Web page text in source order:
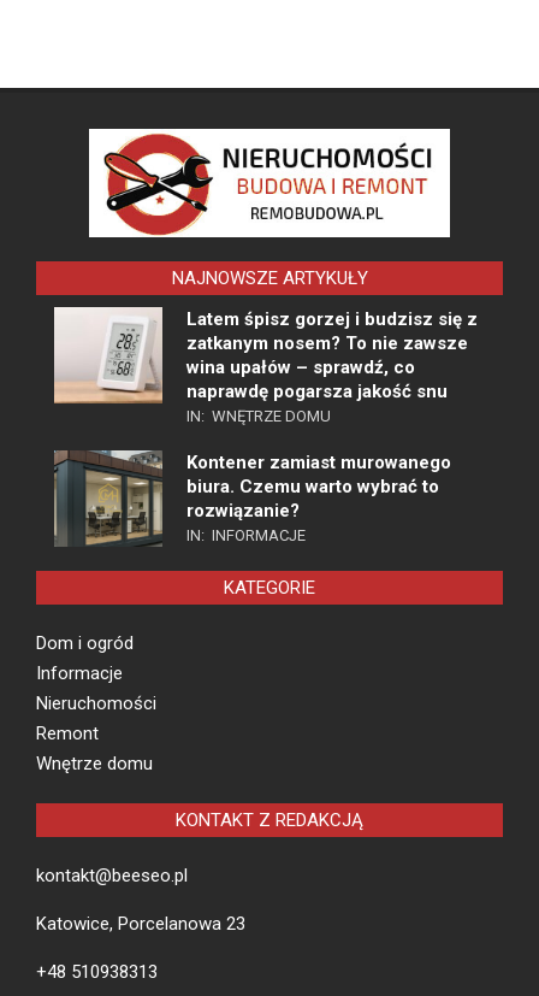
NAJNOWSZE ARTYKUŁY
Latem śpisz gorzej i budzisz się z
zatkanym nosem? To nie zawsze
wina upałów – sprawdź, co
naprawdę pogarsza jakość snu
IN: WNĘTRZE DOMU
Kontener zamiast murowanego
biura. Czemu warto wybrać to
rozwiązanie?
IN: INFORMACJE
KATEGORIE
Dom i ogród
Informacje
Nieruchomości
Remont
Wnętrze domu
KONTAKT Z REDAKCJĄ
kontakt@beeseo.pl
Katowice, Porcelanowa 23
+48 510938313